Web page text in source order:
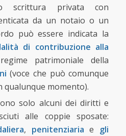
scrittura privata con
da un notaio o un
può essere indicata la
di contribuzione alla
patrimoniale della
(voce che può comunque
qualunque momento).
solo alcuni dei diritti e
alle coppie sposate:
, penitenziaria e gli